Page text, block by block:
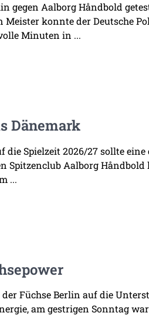
gegen Aalborg Håndbold
konnte der Deutsche
Minuten in ...
Dänemark
die Spielzeit 2026/27 sollte
Spitzenclub Aalborg
...
Füchse Berlin auf die
am gestrigen Sonntag